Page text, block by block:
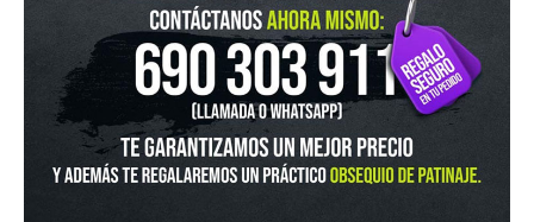
IN-GRAVITY MADRID RETIRO
Pza. Mariano de Cavia, 2
Tel.:
915 524 553
in-gravity@in-gravity.com
HORARIO
Lunes a Viernes de 12:00 - 20:30